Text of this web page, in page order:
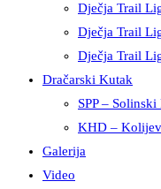
Dječja Trail
Dječja Trail
Dječja Trail
Dračarski Kutak
SPP –
KHD –
Galerija
Video